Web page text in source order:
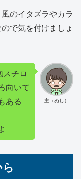
のイタズラやカラ
で気を付けましょ
主（ぬし）
チロ
向いて
ある